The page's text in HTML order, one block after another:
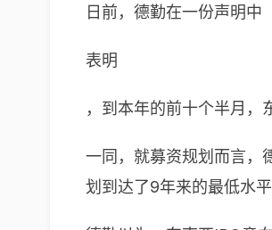
日前，德勤在一份声明中
表明
，到本年的前十个半月，
一同，就募资规划而言，
划到达了9年来的最低水平